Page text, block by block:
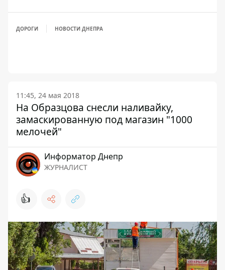
ДОРОГИ НОВОСТИ ДНЕПРА
11:45, 24 мая 2018
На Образцова снесли наливайку,
замаскированную под магазин "1000
мелочей"
Информатор Днепр
ЖУРНАЛИСТ
👍